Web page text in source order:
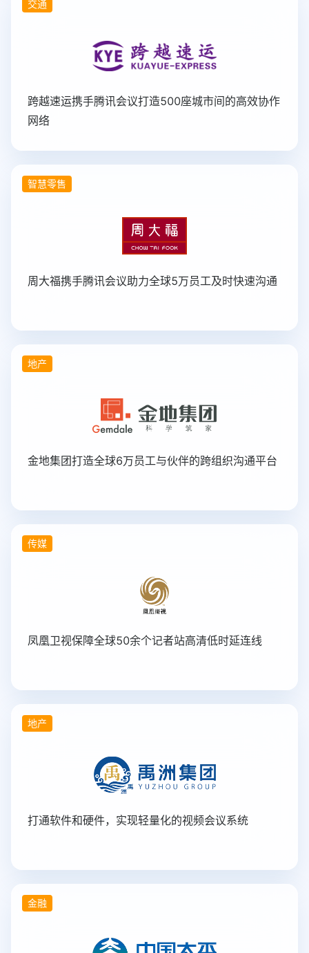
交通
跨越速运携手腾讯会议打造500座城市间的高效协作
网络
智慧零售
周大福携手腾讯会议助力全球5万员工及时快速沟通
地产
金地集团打造全球6万员工与伙伴的跨组织沟通平台
传媒
凤凰卫视保障全球50余个记者站高清低时延连线
地产
打通软件和硬件，实现轻量化的视频会议系统
金融